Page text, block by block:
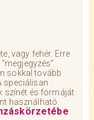
vagy fehér. Erre
sokkal tovább
speciálisan
színét és formáját
használható.